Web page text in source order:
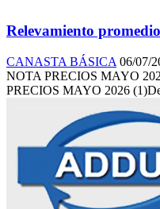
Relevamiento
CANASTA BÁSICA 06/07/
NOTA PRECIOS MAYO
PRECIOS MAYO 2026